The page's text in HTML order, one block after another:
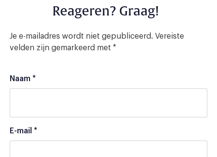
Reageren? Graag!
Je e-mailadres wordt niet gepubliceerd. Vereiste
velden zijn gemarkeerd met *
Naam *
E-mail *